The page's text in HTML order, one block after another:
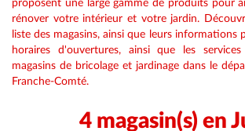
proposent une large gamme de produits pour
rénover votre intérieur et votre jardin.
liste des magasins, ainsi que leurs informations
horaires d'ouvertures, ainsi que les
magasins de bricolage et jardinage dans le
Franche-Comté.
4 magasin(s) en